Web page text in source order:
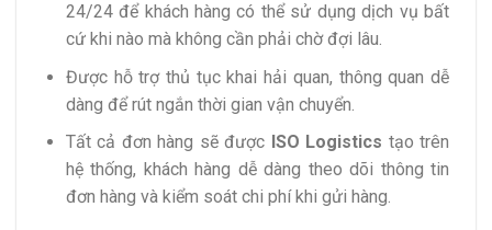
24/24 để khách hàng có thể sử dụng dịch vụ bất
cứ khi nào mà không cần phải chờ đợi lâu.
Được hỗ trợ thủ tục khai hải quan, thông quan dễ
dàng để rút ngắn thời gian vận chuyển.
Tất cả đơn hàng sẽ được ISO Logistics tạo trên
hệ thống, khách hàng dễ dàng theo dõi thông tin
đơn hàng và kiểm soát chi phí khi gửi hàng.